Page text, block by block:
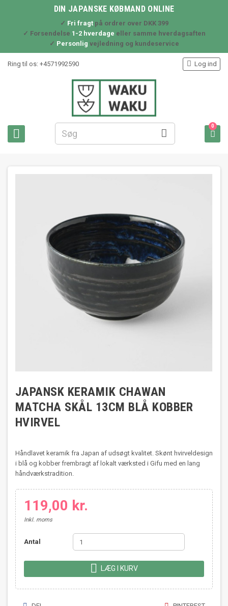
DIN JAPANSKE KØBMAND ONLINE
✓ Fri fragtpå ordrer over DKK 399
✓ Forsendelse 1-2 hverdage eller samme hverdagsaften
✓ Personlig vejledning og kundeservice
Ring til os: +4571992590
 
 Log ind

0
JAPANSK KERAMIK CHAWAN
MATCHA SKÅL 13CM BLÅ KOBBER
HVIRVEL
Håndlavet keramik fra Japan af udsøgt kvalitet. Skønt hvirveldesign
i blå og kobber frembragt af lokalt værksted i Gifu med en lang
håndværkstradition.
119,00 kr.
Inkl. moms
Antal
 LÆG I KURV